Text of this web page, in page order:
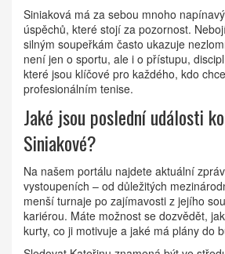
Siniaková má za sebou mnoho
úspěchů, které stojí za pozornost.
silným soupeřkám často ukazuje
není jen o sportu, ale i o přístupu,
které jsou klíčové pro každého, kdo
profesionálním tenise.
Jaké jsou poslední události
Siniakové?
Na našem portálu najdete aktuální
vystoupeních – od důležitých
menší turnaje po zajímavosti z jejího
kariérou. Máte možnost se dozvědět,
kurty, co ji motivuje a jaké má plány do